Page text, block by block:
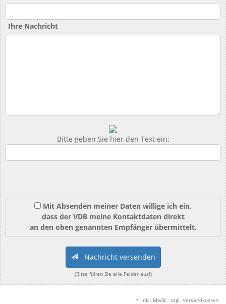
Ihre Nachricht
Bitte geben Sie hier den Text ein:
Mit Absenden meiner Daten willige ich ein,
dass der VDB meine Kontaktdaten direkt
an den oben genannten Empfänger übermittelt.
Nachricht versenden
(Bitte füllen Sie alle Felder aus!)
* 1 inkl. MwSt.; zzgl. Versandkosten